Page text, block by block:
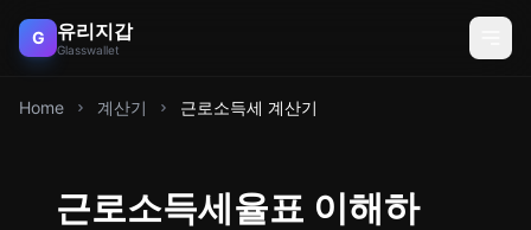
G 유리지갑
Glasswallet
Home 계산기 근로소득세 계산기
근로소득세율표 이해하